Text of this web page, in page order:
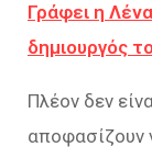
Γράφει η
δημιουργός
Πλέον δεν
αποφασίζουν